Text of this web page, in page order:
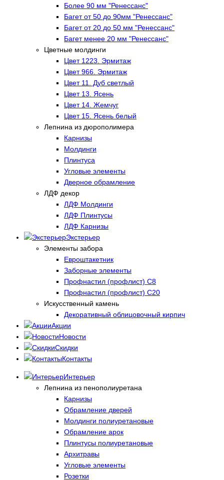
Более 90 мм "Ренессанс"
Багет от 50 до 90мм "Ренессанс"
Багет от 20 до 50 мм "Ренессанс"
Багет менее 20 мм "Ренессанс"
Цветные молдинги
Цвет 1223. Эрмитаж
Цвет 966. Эрмитаж
Цвет 11. Дуб светлый
Цвет 13. Ясень
Цвет 14. Жемчуг
Цвет 15. Ясень белый
Лепнина из дюрополимера
Карнизы
Молдинги
Плинтуса
Угловые элементы
Дверное обрамление
ЛДФ декор
ЛДФ Молдинги
ЛДФ Плинтусы
ЛДФ Карнизы
Экстерьер
Элементы забора
Евроштакетник
Заборные элементы
Профнастил (профлист) С8
Профнастил (профлист) С20
Искусственный камень
Декоративный облицовочный кирпич
Акции
Новости
Скидки
Контакты
Интерьер
Лепнина из пенополиуретана
Карнизы
Обрамление дверей
Молдинги полиуретановые
Обрамление арок
Плинтусы полиуретановые
Архитравы
Угловые элементы
Розетки